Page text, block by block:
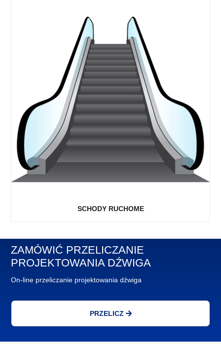
SCHODY RUCHOME
ZAMÓWIĆ PRZELICZANIE
PROJEKTOWANIA DŹWIGA
On-line przeliczanie projektowania dźwiga
PRZELICZ